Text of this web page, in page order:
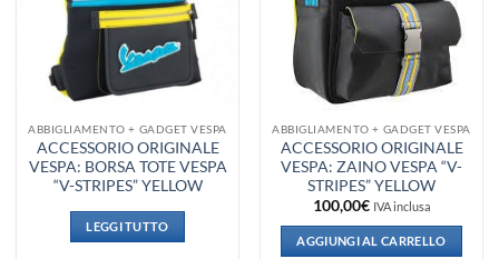
ABBIGLIAMENTO + GADGET VESPA
ACCESSORIO ORIGINALE
VESPA: BORSA TOTE VESPA
“V-STRIPES” YELLOW
LEGGI TUTTO
ABBIGLIAMENTO + GADGET VESPA
ACCESSORIO ORIGINALE
VESPA: ZAINO VESPA “V-
STRIPES” YELLOW
100,00€ IVA inclusa
AGGIUNGI AL CARRELLO